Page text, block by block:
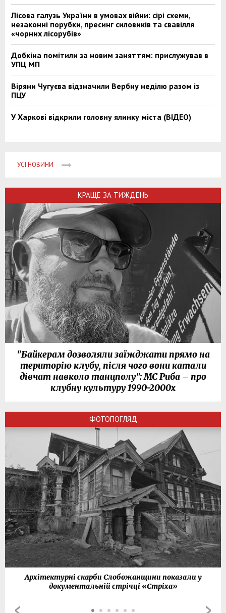
Лісова галузь України в умовах війни: сірі схеми,
незаконні порубки, пресинг силовиків та свавілля
«чорних лісорубів»
Добкіна помітили за новим заняттям: прислужував в
УПЦ МП
Віряни Чугуєва відзначили Вербну неділю разом із
ПЦУ
У Харкові відкрили головну ялинку міста (ВІДЕО)
УСІ НОВИНИ
КРАЩЕ ЗА ТИЖДЕНЬ
"Байкерам дозволяли заїжджати прямо на
територію клубу, після чого вони катали
дівчат навколо танцполу": МС Риба – про
клубну культуру 1990-2000х
ФОТОПОГЛЯД
Архітектурні скарби Слобожанщини показали у
документальній стрічці «Стріха»